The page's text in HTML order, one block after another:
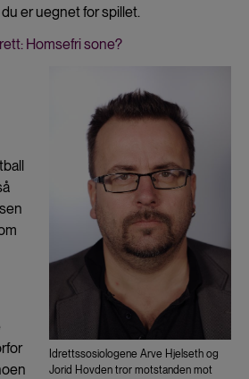
er uegnet for spillet.
Homsefri sone?
Idrettssosiologene Arve Hjelseth og
Jorid Hovden tror motstanden mot